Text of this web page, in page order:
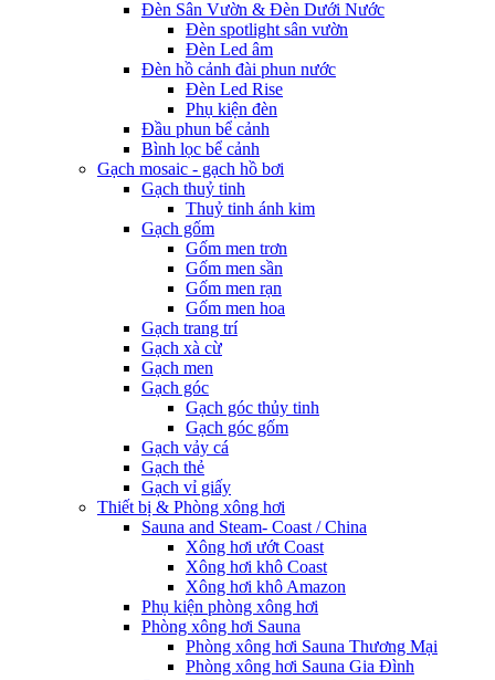
Đèn Sân Vườn & Đèn Dưới Nước
Đèn spotlight sân vườn
Đèn Led âm
Đèn hồ cảnh đài phun nước
Đèn Led Rise
Phụ kiện đèn
Đầu phun bể cảnh
Bình lọc bể cảnh
Gạch mosaic - gạch hồ bơi
Gạch thuỷ tinh
Thuỷ tinh ánh kim
Gạch gốm
Gốm men trơn
Gốm men sần
Gốm men rạn
Gốm men hoa
Gạch trang trí
Gạch xà cừ
Gạch men
Gạch góc
Gạch góc thủy tinh
Gạch góc gốm
Gạch vảy cá
Gạch thẻ
Gạch vỉ giấy
Thiết bị & Phòng xông hơi
Sauna and Steam- Coast / China
Xông hơi ướt Coast
Xông hơi khô Coast
Xông hơi khô Amazon
Phụ kiện phòng xông hơi
Phòng xông hơi Sauna
Phòng xông hơi Sauna Thương Mại
Phòng xông hơi Sauna Gia Đình